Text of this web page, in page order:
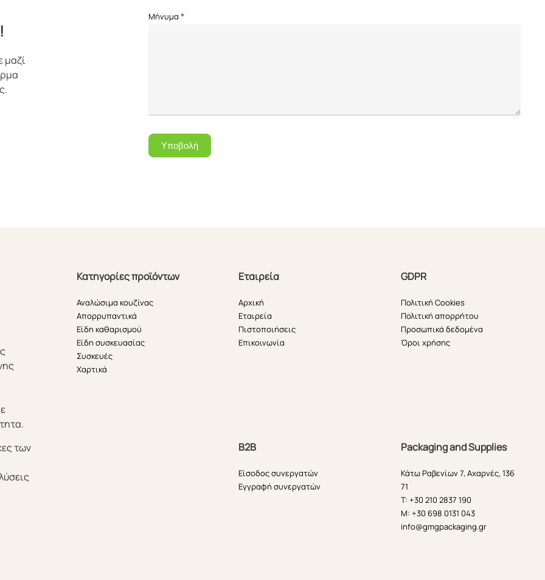
μαζί
Μήνυμα *
Υποβολή
Κατηγορίες προϊόντων
Αναλώσιμα κουζίνας
Απορρυπαντικά
Είδη καθαρισμού
Είδη συσκευασίας
Συσκευές
Χαρτικά
Εταιρεία
Αρχική
Εταιρεία
Πιστοποιήσεις
Επικοινωνία
GDPR
Πολιτική Cookies
Πολιτική απορρήτου
Προσωπικά δεδομένα
Όροι χρήσης
των B2B
Είσοδος συνεργατών
Εγγραφή συνεργατών
Packaging and Supplies
Κάτω Ραβενίων 7, Αχαρνές, 136
71
T: +30 210 2837 190
M: +30 698 0131 043
info@gmgpackaging.gr